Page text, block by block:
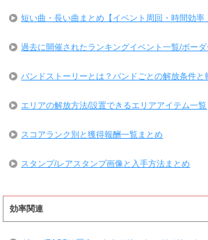
短い曲・長い曲まとめ【イベント周回・時間効率
過去に開催されたランキングイベント一覧/ボー
バンドストーリーとは？バンドごとの解放条件と
エリアの解放方法/設置できるエリアアイテム一覧
スコアランク別と獲得報酬一覧まとめ
スタンプ/レアスタンプ画像と入手方法まとめ
効率関連